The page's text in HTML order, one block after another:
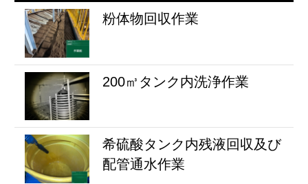
粉体物回収作業
200㎥タンク内洗浄作業
希硫酸タンク内残液回収及び
配管通水作業